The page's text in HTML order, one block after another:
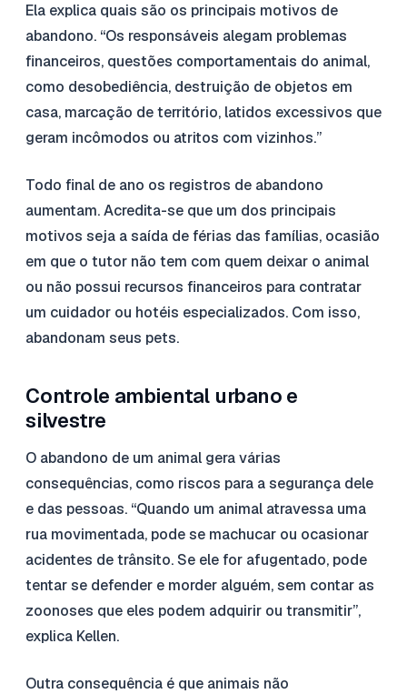
Ela explica quais são os principais motivos de
abandono. “Os responsáveis alegam problemas
financeiros, questões comportamentais do animal,
como desobediência, destruição de objetos em
casa, marcação de território, latidos excessivos que
geram incômodos ou atritos com vizinhos.”
Todo final de ano os registros de abandono
aumentam. Acredita-se que um dos principais
motivos seja a saída de férias das famílias, ocasião
em que o tutor não tem com quem deixar o animal
ou não possui recursos financeiros para contratar
um cuidador ou hotéis especializados. Com isso,
abandonam seus pets.
Controle ambiental urbano e
silvestre
O abandono de um animal gera várias
consequências, como riscos para a segurança dele
e das pessoas. “Quando um animal atravessa uma
rua movimentada, pode se machucar ou ocasionar
acidentes de trânsito. Se ele for afugentado, pode
tentar se defender e morder alguém, sem contar as
zoonoses que eles podem adquirir ou transmitir”,
explica Kellen.
Outra consequência é que animais não